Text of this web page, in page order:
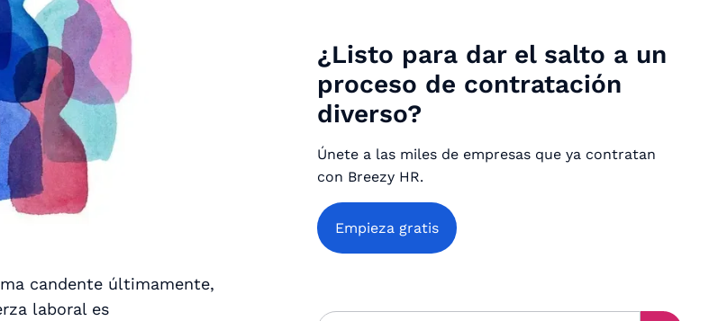
candente últimamente,
laboral es
¿Listo para dar el salto a un
proceso de contratación
diverso?
Únete a las miles de empresas que ya contratan
con Breezy HR.
Empieza gratis